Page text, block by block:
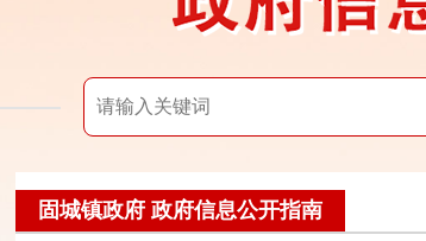
固城镇政府 政府信息公开指南